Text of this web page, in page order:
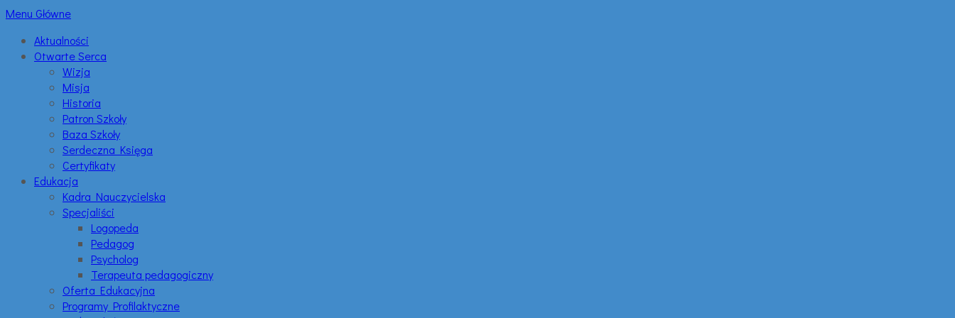
Menu Główne
Aktualności
Otwarte Serca
Wizja
Misja
Historia
Patron Szkoły
Baza Szkoły
Serdeczna Księga
Certyfikaty
Edukacja
Kadra Nauczycielska
Specjaliści
Logopeda
Pedagog
Psycholog
Terapeuta pedagogiczny
Oferta Edukacyjna
Programy Profilaktyczne